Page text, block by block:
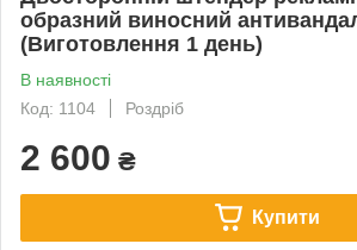
образний виносний
(Виготовлення 1 день)
В наявності
Код: 1104
Роздріб
2 600 ₴
Купити